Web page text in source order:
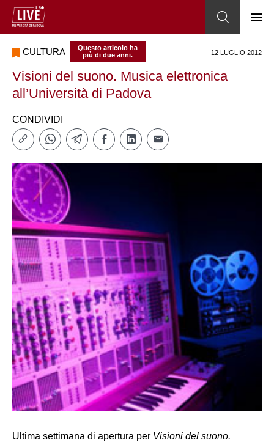
CULTURA
Questo articolo ha
più di due anni.
12 LUGLIO 2012
Visioni del suono. Musica elettronica
all’Università di Padova
CONDIVIDI
Ultima settimana di apertura per Visioni del suono.